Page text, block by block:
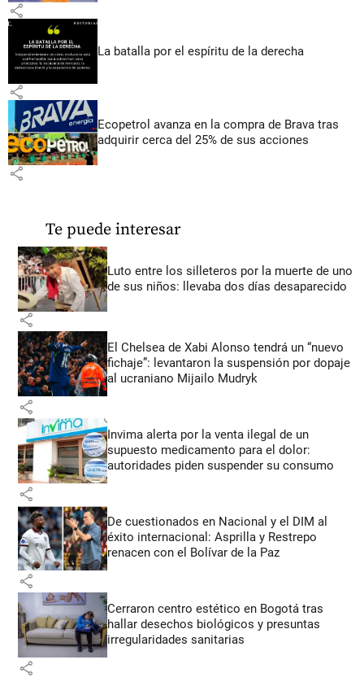
share
La batalla por el espíritu de la derecha
share
Ecopetrol avanza en la compra de Brava tras
adquirir cerca del 25% de sus acciones
share
Te puede interesar
Luto entre los silleteros por la muerte de uno
de sus niños: llevaba dos días desaparecido
share
El Chelsea de Xabi Alonso tendrá un “nuevo
fichaje”: levantaron la suspensión por dopaje
al ucraniano Mijailo Mudryk
share
Invima alerta por la venta ilegal de un
supuesto medicamento para el dolor:
autoridades piden suspender su consumo
share
De cuestionados en Nacional y el DIM al
éxito internacional: Asprilla y Restrepo
renacen con el Bolívar de la Paz
share
Cerraron centro estético en Bogotá tras
hallar desechos biológicos y presuntas
irregularidades sanitarias
share